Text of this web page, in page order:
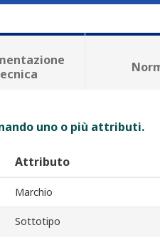
uno o più attributi.
Attributo
Marchio
Sottotipo